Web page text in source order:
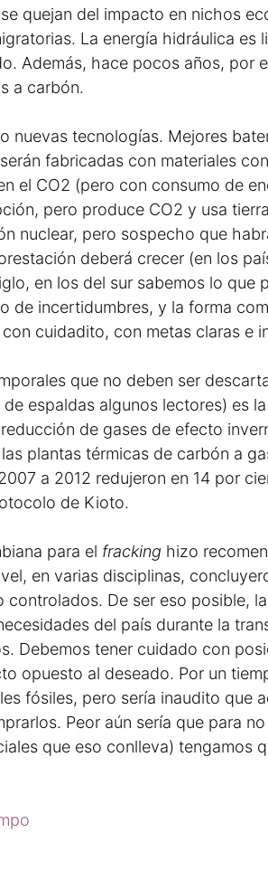
quejan del impacto en nichos
La energía hidráulica es
Además, hace pocos años, por
a carbón.
nuevas tecnologías. Mejores
fabricadas con materiales
el CO2 (pero con consumo de
pero produce CO2 y usa
nuclear, pero sospecho que
deberá crecer (en los
en los del sur sabemos lo que
de incertidumbres, y la forma
cuidadito, con metas claras e
que no deben ser
de espaldas algunos lectores) es
de gases de efecto
plantas térmicas de carbón a
a 2012 redujeron en 14 por
de Kioto.
para el fracking hizo
en varias disciplinas,
De ser eso posible,
del país durante la
Debemos tener cuidado con
opuesto al deseado. Por un
fósiles, pero sería inaudito que
Peor aún sería que para
que eso conlleva) tengamos